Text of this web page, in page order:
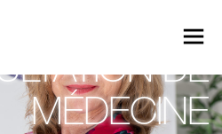
PREMIÈRE
DE
MÉDECINE